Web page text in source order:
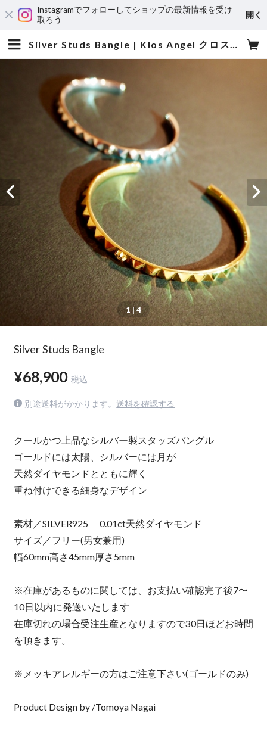
Instagramでフォローしてショップの最新情報を受け
取ろう
開く
Silver Studs Bangle | Klos Angel クロスエンジェル
1| 4
Silver Studs Bangle
¥68,900 税込
別途送料がかかります。 送料を確認する
クールかつ上品なシルバー製スタッズバングル
ゴールドには太陽、シルバーには月が
天然ダイヤモンドとともに輝く
重ね付けできる細身なデザイン
素材／SILVER925 0.01ct天然ダイヤモンド
サイズ／フリー(男女兼用)
幅60mm高さ45mm厚さ5mm
※在庫があるものに関しては、お支払い確認完了後7〜
10日以内に発送いたします
在庫切れの場合受注生産となりますので30日ほどお時間
を頂きます。
※メッキアレルギーの方はご注意下さい(ゴールドのみ)
Product Design by /Tomoya Nagai